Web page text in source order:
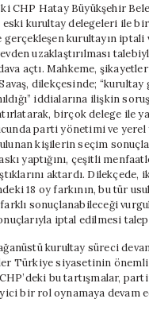
CHP Hatay Büyükşehir
eski kurultay delegeleri ile
kurultayın iptali
uzaklaştırılması
açtı. Mahkeme,
dilekçesinde; “kurultay
iddialarına ilişkin
birçok delege ile
parti yönetimi ve
kişilerin seçim
yaptığını, çeşitli
aktardı. Dilekçede,
18 oy farkının, bu tür
sonuçlanabileceği
iptal edilmesi
kurultay süreci
Türkiye siyasetinin önemli
bu tartışmalar,
bir rol oynamaya devam